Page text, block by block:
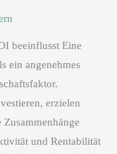
beeinflusst Eine
ein angenehmes
erzielen
Zusammenhänge
und Rentabilität